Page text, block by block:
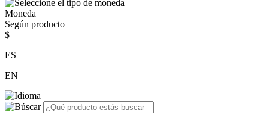
Moneda
Según producto
$
ES
EN